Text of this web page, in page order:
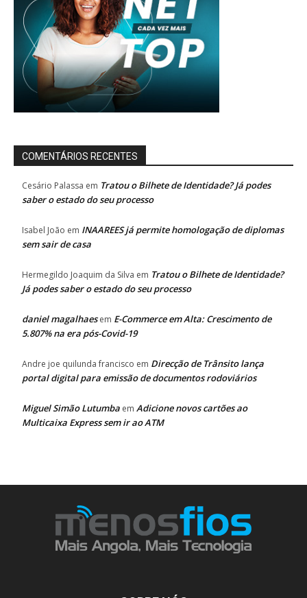
COMENTÁRIOS RECENTES
Cesário Palassa em Tratou o Bilhete de Identidade? Já podes
saber o estado do seu processo
Isabel João em INAAREES já permite homologação de diplomas
sem sair de casa
Hermegildo Joaquim da Silva em Tratou o Bilhete de Identidade?
Já podes saber o estado do seu processo
daniel magalhaesem E-Commerce em Alta: Crescimento de
5.807% na era pós-Covid-19
Andre joe quilunda francisco em Direcção de Trânsito lança
portal digital para emissão de documentos rodoviários
Miguel Simão Lutumba em Adicione novos cartões ao
Multicaixa Express sem ir ao ATM